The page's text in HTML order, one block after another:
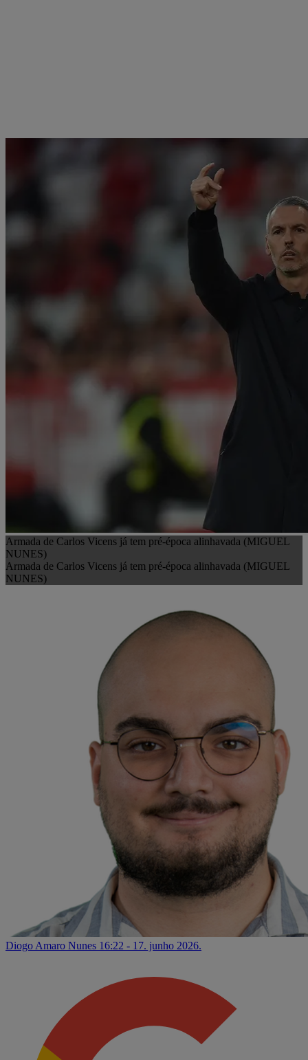
Armada de Carlos Vicens já tem pré-época alinhavada (MIGUEL
NUNES)
Armada de Carlos Vicens já tem pré-época alinhavada (MIGUEL
NUNES)
Diogo Amaro Nunes 16:22 - 17. junho 2026.